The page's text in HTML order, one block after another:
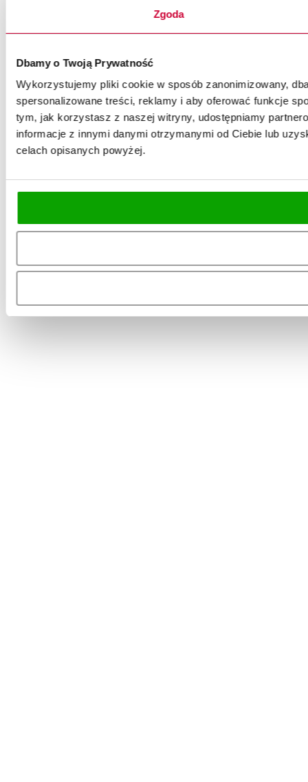
Zgoda
Dbamy o Twoją Prywatność
Wykorzystujemy pliki cookie w sposób zanonimizowany,
spersonalizowane treści, reklamy i aby oferować funkcje
tym, jak korzystasz z naszej witryny, udostępniamy
informacje z innymi danymi otrzymanymi od Ciebie lub
celach opisanych powyżej.